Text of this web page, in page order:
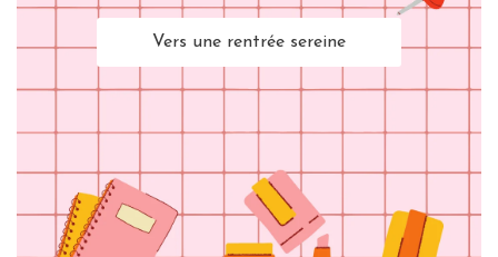
Vers une rentrée sereine